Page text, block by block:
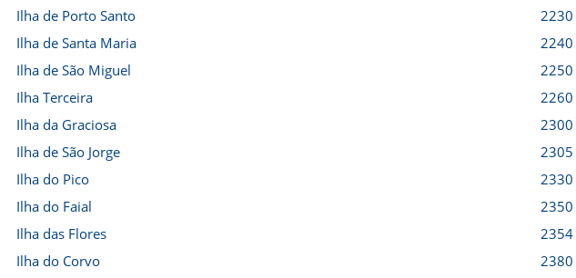
Ilha de Porto Santo
Ilha de Santa Maria
Ilha de São Miguel
Ilha Terceira
Ilha da Graciosa
Ilha de São Jorge
Ilha do Pico
Ilha do Faial
Ilha das Flores
Ilha do Corvo
2230
2240
2250
2260
2300
2305
2330
2350
2354
2380